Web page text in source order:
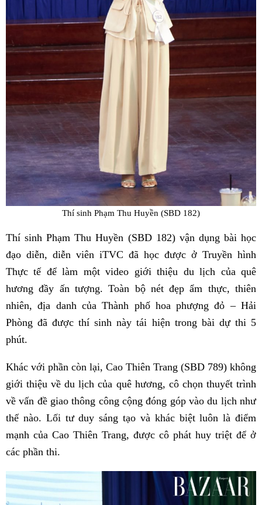
Thí sinh Phạm Thu Huyền (SBD 182)
Thí sinh Phạm Thu Huyền (SBD 182) vận dụng bài học
đạo diễn, diễn viên iTVC đã học được ở Truyền hình
Thực tế để làm một video giới thiệu du lịch của quê
hương đầy ấn tượng. Toàn bộ nét đẹp ẩm thực, thiên
nhiên, địa danh của Thành phố hoa phượng đỏ – Hải
Phòng đã được thí sinh này tái hiện trong bài dự thi 5
phút.
Khác với phần còn lại, Cao Thiên Trang (SBD 789) không
giới thiệu về du lịch của quê hương, cô chọn thuyết trình
về vấn đề giao thông công cộng đóng góp vào du lịch như
thế nào. Lối tư duy sáng tạo và khác biệt luôn là điểm
mạnh của Cao Thiên Trang, được cô phát huy triệt để ở
các phần thi.